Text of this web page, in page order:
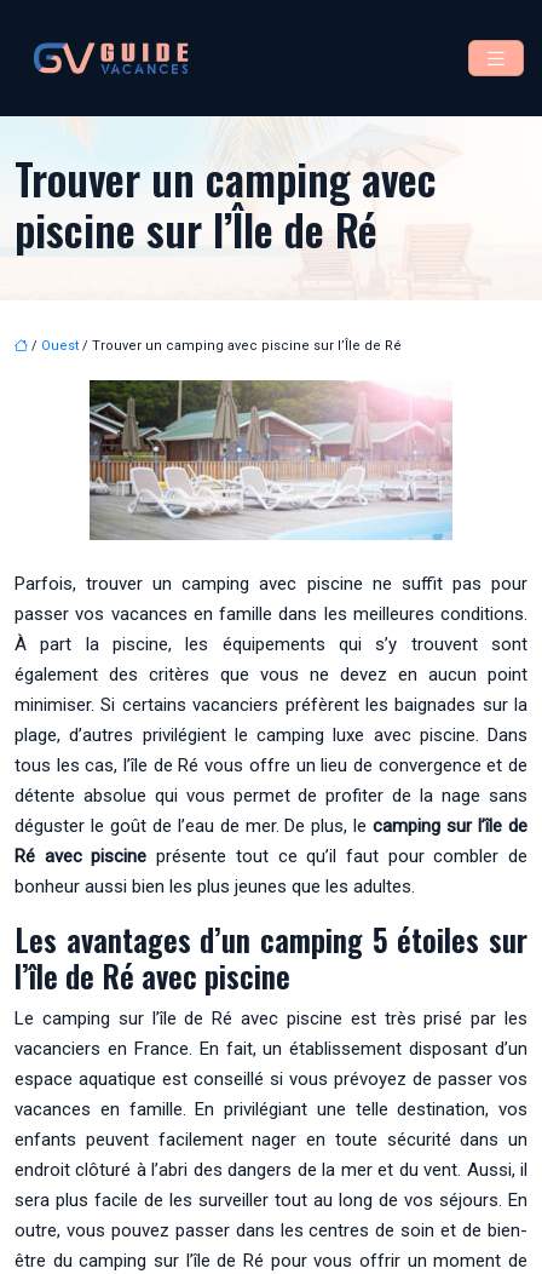
Trouver un camping avec
piscine sur l’Île de Ré
/ Ouest / Trouver un camping avec piscine sur l’Île de Ré
Parfois, trouver un camping avec piscine ne suffit pas pour
passer vos vacances en famille dans les meilleures conditions.
À part la piscine, les équipements qui s’y trouvent sont
également des critères que vous ne devez en aucun point
minimiser. Si certains vacanciers préfèrent les baignades sur la
plage, d’autres privilégient le camping luxe avec piscine. Dans
tous les cas, l’île de Ré vous offre un lieu de convergence et de
détente absolue qui vous permet de profiter de la nage sans
déguster le goût de l’eau de mer. De plus, lecamping sur l’île de
Ré avec piscine présente tout ce qu’il faut pour combler de
bonheur aussi bien les plus jeunes que les adultes.
Les avantages d’un camping 5 étoiles sur
l’île de Ré avec piscine
Le camping sur l’île de Ré avec piscine est très prisé par les
vacanciers en France. En fait, un établissement disposant d’un
espace aquatique est conseillé si vous prévoyez de passer vos
vacances en famille. En privilégiant une telle destination, vos
enfants peuvent facilement nager en toute sécurité dans un
endroit clôturé à l’abri des dangers de la mer et du vent. Aussi, il
sera plus facile de les surveiller tout au long de vos séjours. En
outre, vous pouvez passer dans les centres de soin et de bien-
être du camping sur l’île de Ré pour vous offrir un moment de